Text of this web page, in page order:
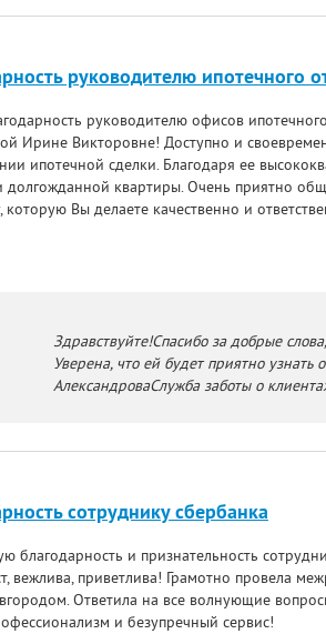
руководителю ипотечного
руководителю офисов
Ирине Викторовне! Доступно и
ипотечной сделки. Благодаря ее
долгожданной квартиры. Очень приятно
Вы делаете качественно и
Здравствуйте!Спасибо за добрые
Уверена, что ей будет приятно
АлександроваСлужба заботы о
сотруднику сбербанка
благодарность и признательность
вежлива, приветлива! Грамотно провела
Ответила на все волнующие
и безупречный сервис!